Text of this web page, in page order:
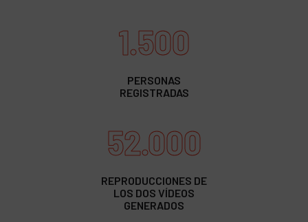
1.500
PERSONAS
REGISTRADAS
52.000
REPRODUCCIONES DE
LOS DOS VÍDEOS
GENERADOS